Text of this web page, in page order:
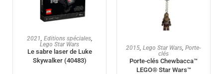
AJOUTER AU PANIER
2021, Editions spéciales,
Lego Star Wars
Le sabre laser de Luke
Skywalker (40483)
AJOUTER AU PANIER
2015, Lego Star Wars, Porte-
clés
Porte-clés Chewbacca™
LEGO® Star Wars™